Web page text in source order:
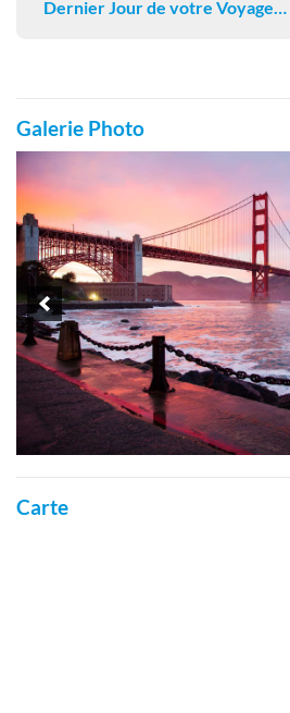
Dernier Jour de votre Voyage…
Galerie Photo
Carte